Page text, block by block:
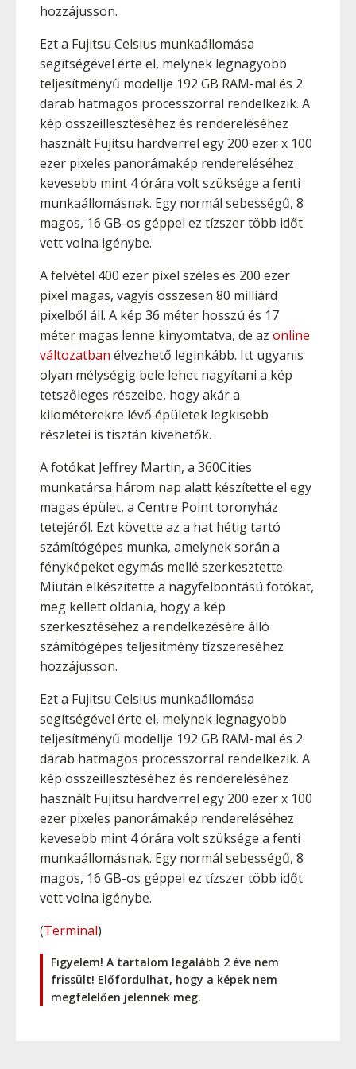
hozzájusson.
Ezt a Fujitsu Celsius munkaállomása
segítségével érte el, melynek legnagyobb
teljesítményű modellje 192 GB RAM-mal és 2
darab hatmagos processzorral rendelkezik. A
kép összeillesztéséhez és rendereléséhez
használt Fujitsu hardverrel egy 200 ezer x 100
ezer pixeles panorámakép rendereléséhez
kevesebb mint 4 órára volt szüksége a fenti
munkaállomásnak. Egy normál sebességű, 8
magos, 16 GB-os géppel ez tízszer több időt
vett volna igénybe.
A felvétel 400 ezer pixel széles és 200 ezer
pixel magas, vagyis összesen 80 milliárd
pixelből áll. A kép 36 méter hosszú és 17
méter magas lenne kinyomtatva, de az online
változatban élvezhető leginkább. Itt ugyanis
olyan mélységig bele lehet nagyítani a kép
tetszőleges részeibe, hogy akár a
kilométerekre lévő épületek legkisebb
részletei is tisztán kivehetők.
A fotókat Jeffrey Martin, a 360Cities
munkatársa három nap alatt készítette el egy
magas épület, a Centre Point toronyház
tetejéről. Ezt követte az a hat hétig tartó
számítógépes munka, amelynek során a
fényképeket egymás mellé szerkesztette.
Miután elkészítette a nagyfelbontású fotókat,
meg kellett oldania, hogy a kép
szerkesztéséhez a rendelkezésére álló
számítógépes teljesítmény tízszereséhez
hozzájusson.
Ezt a Fujitsu Celsius munkaállomása
segítségével érte el, melynek legnagyobb
teljesítményű modellje 192 GB RAM-mal és 2
darab hatmagos processzorral rendelkezik. A
kép összeillesztéséhez és rendereléséhez
használt Fujitsu hardverrel egy 200 ezer x 100
ezer pixeles panorámakép rendereléséhez
kevesebb mint 4 órára volt szüksége a fenti
munkaállomásnak. Egy normál sebességű, 8
magos, 16 GB-os géppel ez tízszer több időt
vett volna igénybe.
(Terminal)
Figyelem! A tartalom legalább 2 éve nem
frissült! Előfordulhat, hogy a képek nem
megfelelően jelennek meg.